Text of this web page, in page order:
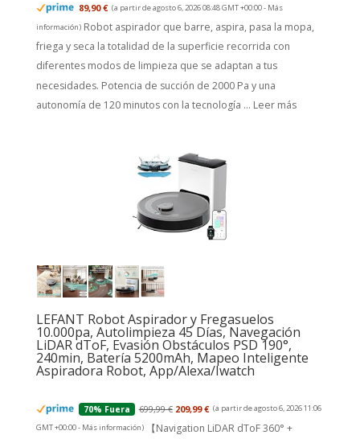
89,90 € (a partir de agosto 6, 2026 08:48 GMT +00:00 - Más
información) Robot aspirador que barre, aspira, pasa la mopa,
friega y seca la totalidad de la superficie recorrida con
diferentes modos de limpieza que se adaptan a tus
necesidades. Potencia de succión de 2000 Pa y una
autonomía de 120 minutos con la tecnología ... Leer más
LEFANT Robot Aspirador y Fregasuelos
10.000pa, Autolimpieza 45 Días, Navegación
LiDAR dToF, Evasión Obstáculos PSD 190°,
240min, Batería 5200mAh, Mapeo Inteligente
Aspiradora Robot, App/Alexa/Iwatch
70% Fuera 699,99 € 209,99 € (a partir de agosto 6, 2026 11:06
GMT +00:00 - Más información)
【Navigation LiDAR dToF 360° +